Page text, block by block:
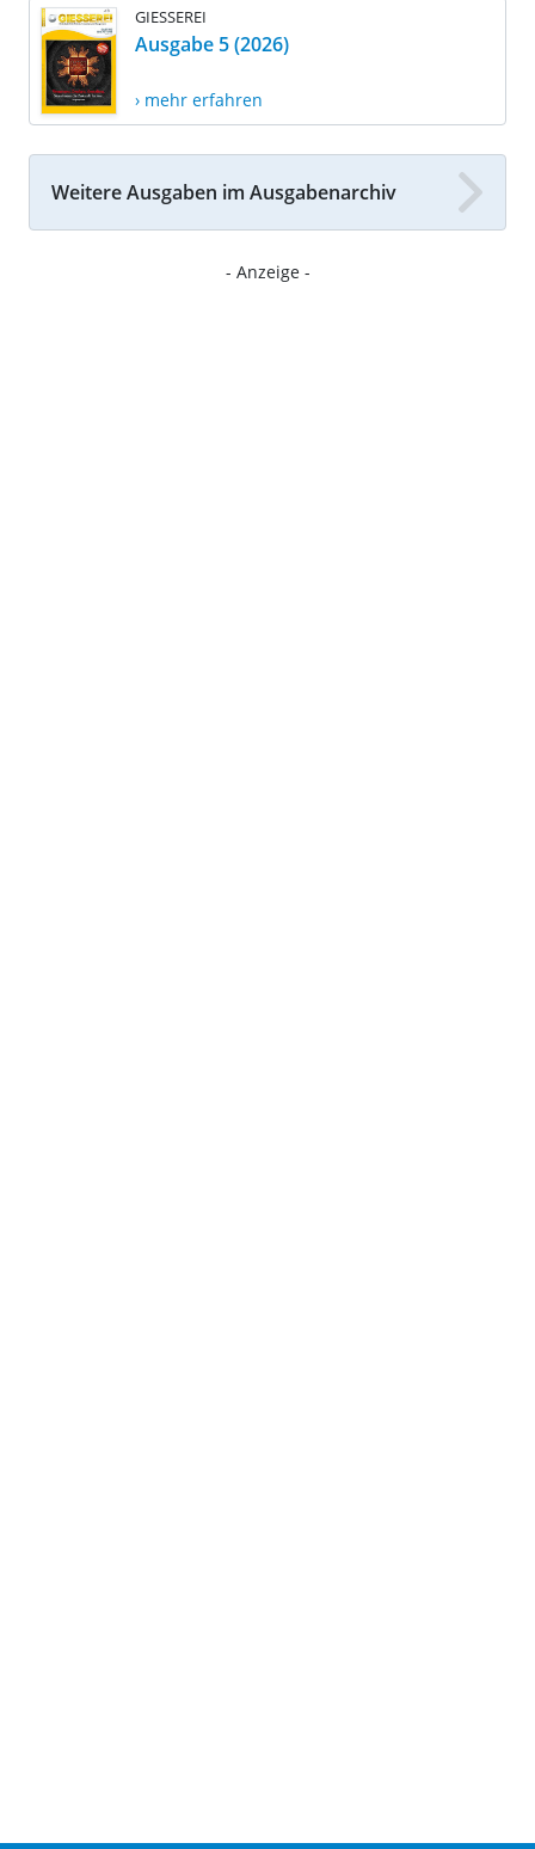
GIESSEREI
Ausgabe 5 (2026)
› mehr erfahren
Weitere Ausgaben im Ausgabenarchiv
- Anzeige -